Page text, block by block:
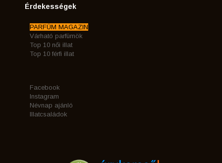
Érdekességek
PARFÜM MAGAZIN
Várható parfümök
Top 10 női illat
Top 10 férfi illat
Facebook
Instagram
Névnap ajánló
Illatcsaládok